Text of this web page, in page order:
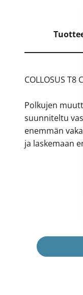
COLLOSUS T8
Polkujen
suunniteltu
enemmän
ja laskemaan